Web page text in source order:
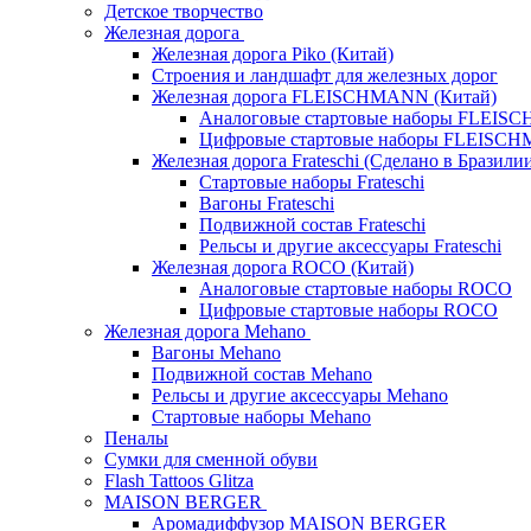
Детское творчество
Железная дорога
Железная дорога Piko (Китай)
Строения и ландшафт для железных дорог
Железная дорога FLEISCHMANN (Китай)
Аналоговые стартовые наборы
Цифровые стартовые наборы
Железная дорога Frateschi (Сделано в
Стартовые наборы Frateschi
Вагоны Frateschi
Подвижной состав Frateschi
Рельсы и другие аксессуары Frateschi
Железная дорога ROCO (Китай)
Аналоговые стартовые наборы ROCO
Цифровые стартовые наборы ROCO
Железная дорога Mehano
Вагоны Mehano
Подвижной состав Mehano
Рельсы и другие аксессуары Mehano
Стартовые наборы Mehano
Пеналы
Сумки для сменной обуви
Flash Tattoos Glitza
MAISON BERGER
Аромадиффузор MAISON BERGER